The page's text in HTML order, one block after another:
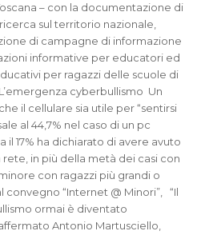
– con la documentazione di
sul territorio nazionale,
di campagne di informazione
informative per educatori ed
per ragazzi delle scuole di
cyberbullismo Un
il cellulare sia utile per “sentirsi
al 44,7% nel caso di un pc
il 17% ha dichiarato di avere avuto
in più della metà dei casi con
con ragazzi più grandi o
convegno “Internet @ Minori”, “Il
ormai è diventato
Antonio Martusciello,